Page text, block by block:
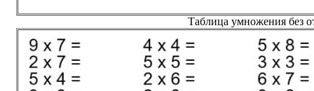
Таблица умножения без